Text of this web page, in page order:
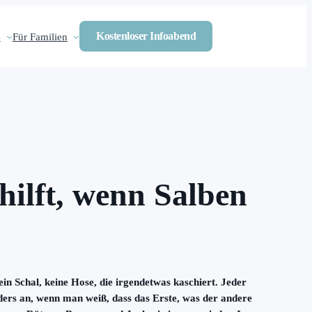
Für Familien Kostenloser Infoabend
wenn Salben
Schal, keine Hose, die irgendetwas kaschiert. Jeder
an, wenn man weiß, dass das Erste, was der andere